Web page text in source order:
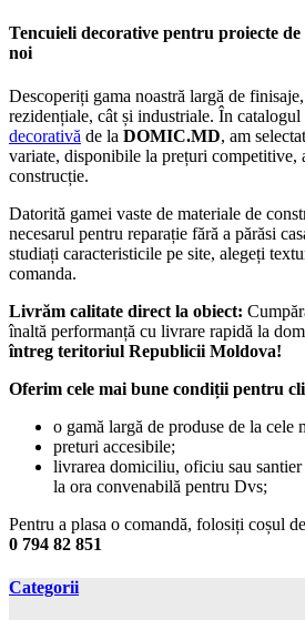
Tencuieli decorative pentru proiecte
noi
Descoperiți gama noastră largă de
rezidențiale, cât și industriale. În
decorativă de la DOMIC.MD, am
variate, disponibile la prețuri competitive,
construcție.
Datorită gamei vaste de materiale de
necesarul pentru reparație fără a părăsi
studiați caracteristicile pe site, alegeți
comanda.
Livrăm calitate direct la obiect:
înaltă performanță cu livrare rapidă la
întreg teritoriul Republicii Moldova!
Oferim cele mai bune condiții pentru
o gamă largă de produse de la cele
preturi accesibile;
livrarea domiciliu, oficiu sau
la ora convenabilă pentru Dvs;
Pentru a plasa o comandă, folosiți coșul
0 794 82 851
Categorii